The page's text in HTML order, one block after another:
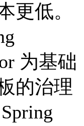
更低。
为基础
的治理